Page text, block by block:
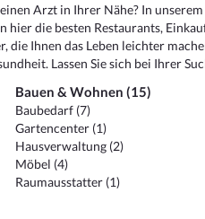
Arzt in Ihrer Nähe? In
die besten Restaurants,
Ihnen das Leben leichter
Lassen Sie sich bei Ihrer
Bauen & Wohnen (15)
Baubedarf (7)
Gartencenter (1)
Hausverwaltung (2)
Möbel (4)
Raumausstatter (1)